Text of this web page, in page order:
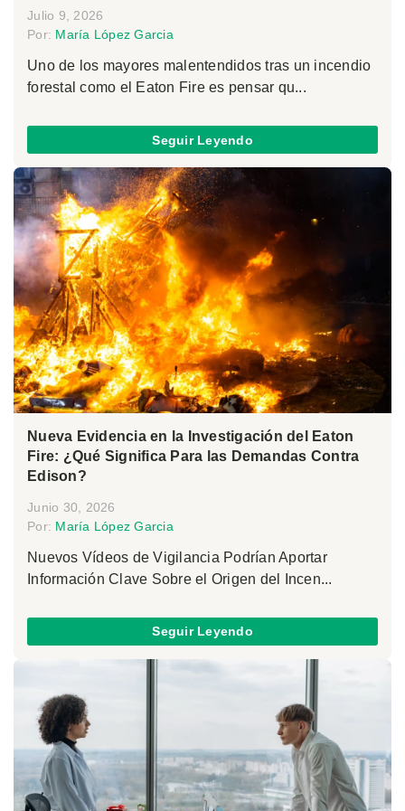
Julio 9, 2026
Por: María López Garcia
Uno de los mayores malentendidos tras un incendio
forestal como el Eaton Fire es pensar qu...
Seguir Leyendo
Nueva Evidencia en la Investigación del Eaton
Fire: ¿Qué Significa Para las Demandas Contra
Edison?
Junio 30, 2026
Por: María López Garcia
Nuevos Vídeos de Vigilancia Podrían Aportar
Información Clave Sobre el Origen del Incen...
Seguir Leyendo